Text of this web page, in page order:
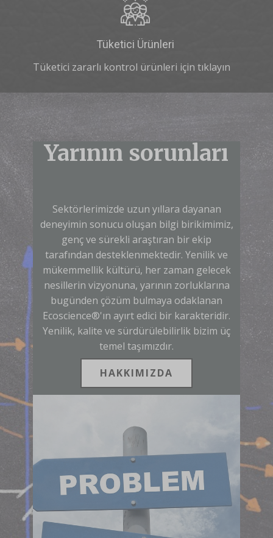
Tüketici Ürünleri
Tüketici zararlı kontrol ürünleri için tıklayın
Yarının sorunları
Sektörlerimizde uzun yıllara dayanan
deneyimin sonucu oluşan bilgi birikimimiz,
genç ve sürekli araştıran bir ekip
tarafından desteklenmektedir. Yenilik ve
mükemmellik kültürü, her zaman gelecek
nesillerin vizyonuna, yarının zorluklarına
bugünden çözüm bulmaya odaklanan
Ecoscience®'ın ayırt edici bir karakteridir.
Yenilik, kalite ve sürdürülebilirlik bizim üç
temel taşımızdır.
HAKKIMIZDA